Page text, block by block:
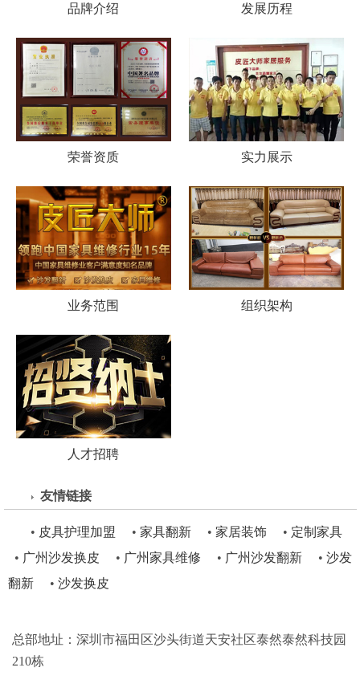
品牌介绍 发展历程
荣誉资质 实力展示
业务范围 组织架构
人才招聘
友情链接
• 皮具护理加盟 • 家具翻新• 家居装饰 • 定制家具
• 广州沙发换皮 • 广州家具维修 • 广州沙发翻新• 沙发
翻新• 沙发换皮
总部地址：深圳市福田区沙头街道天安社区泰然泰然科技园
210栋